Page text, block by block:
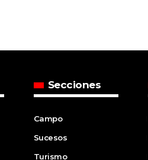
Secciones
Campo
Sucesos
Turismo